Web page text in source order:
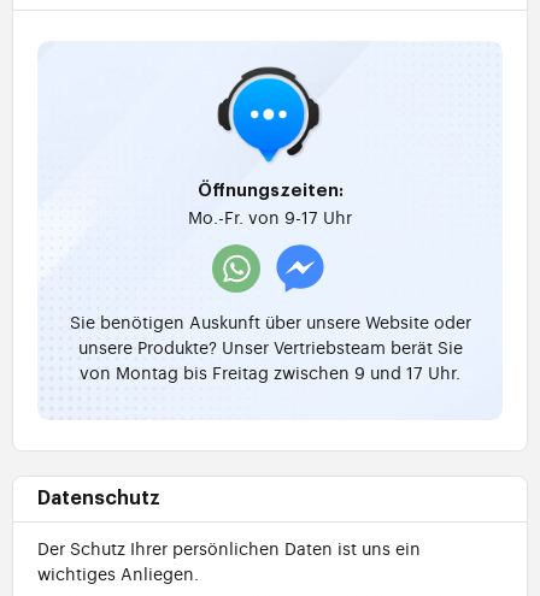
Öffnungszeiten:
Mo.-Fr. von 9-17 Uhr
Sie benötigen Auskunft über unsere Website oder
unsere Produkte? Unser Vertriebsteam berät Sie
von Montag bis Freitag zwischen 9 und 17 Uhr.
Datenschutz
Der Schutz Ihrer persönlichen Daten ist uns ein
wichtiges Anliegen.